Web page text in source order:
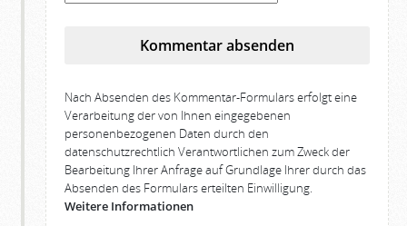
Kommentar absenden
Nach Absenden des Kommentar-Formulars erfolgt eine
Verarbeitung der von Ihnen eingegebenen
personenbezogenen Daten durch den
datenschutzrechtlich Verantwortlichen zum Zweck der
Bearbeitung Ihrer Anfrage auf Grundlage Ihrer durch das
Absenden des Formulars erteilten Einwilligung.
Weitere Informationen